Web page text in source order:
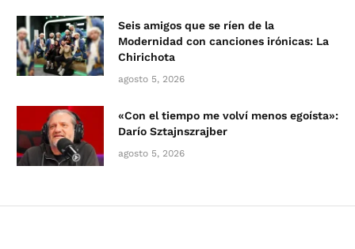
Seis amigos que se ríen de la
Modernidad con canciones irónicas: La
Chirichota
agosto 5, 2026
«Con el tiempo me volví menos egoísta»:
Darío Sztajnszrajber
agosto 5, 2026